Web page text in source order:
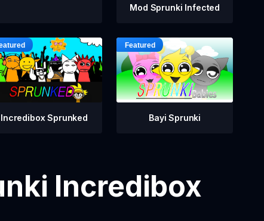
Mod Sprunki Infected
Incredibox Sprunked Bayi Sprunki
Incredibox